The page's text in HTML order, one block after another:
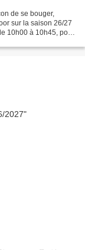
de se bouger,
sur la saison 26/27
10h00 à 10h45, pour